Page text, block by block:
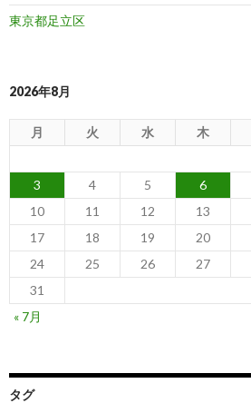
東京都足立区
2026年8月
月 火 水 木
3
4 5 6
10
11 12 13
17
18 19 20
24
25 26 27
31
« 7月
タグ